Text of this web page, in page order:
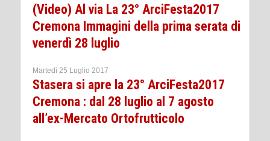
(Video) Al via La 23° ArciFesta2017
Cremona Immagini della prima serata di
venerdì 28 luglio
Martedì 25 Luglio 2017
Stasera si apre la 23° ArciFesta2017
Cremona : dal 28 luglio al 7 agosto
all’ex-Mercato Ortofrutticolo